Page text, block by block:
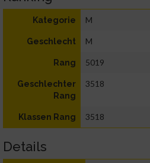
Kategorie M
Geschlecht M
Rang 5019
Geschlechter
Rang
3518
Klassen Rang 3518
Details